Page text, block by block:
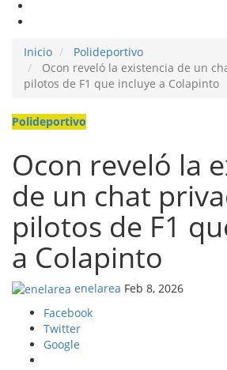
Inicio
Polideportivo
Ocon reveló la existencia de un
pilotos de F1 que incluye a Colapinto
Polideportivo
Ocon reveló la
de un chat
pilotos de F1
a Colapinto
enelarea Feb 8, 2026
Facebook
Twitter
Google